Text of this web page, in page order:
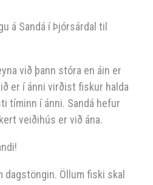
á Sandá í Þjórsárdal til
við þann stóra en áin er
er í ánni virðist fiskur halda
tíminn í ánni. Sandá hefur
veiðihús er við ána.
dagstöngin. Öllum fiski skal